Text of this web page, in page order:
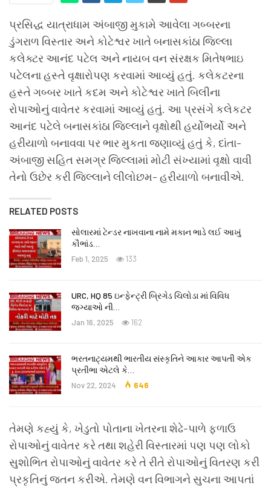
પ્રસિદ્ધ યાત્રાધામ અંબાજી મુકામે આવેલા ગબ્બરના
ડુંગરાળ વિસ્તાર અને કોટેશ્વર ખાતે બનાસકાંઠા જિલ્લા
કલેક્ટર આનંદ પટેલ અને નાયબ વન સંરક્ષક મિતેષભાઇ
પટેલના હસ્તે વૃક્ષારોપણ કરવામાં આવ્યું હતું. કલેકટરના
હસ્તે ગબ્બર ખાતે કદમ અને કોટેશ્વર ખાતે બિલીના
રોપાઓનું વાવેતર કરવામાં આવ્યું હતું. આ પ્રસંગે કલેકટર
આનંદ પટેલે બનાસકાંઠા જિલ્લાને વૃક્ષોથી હર્યોભર્યો અને
હરીયાળો બનાવવા પર ભાર મુકતા જણાવ્યું હતું કે, દાંતા-
અંબાજી સહિત સમગ્ર જિલ્લામાં મોટી સંખ્યામાં વૃક્ષો વાવી
તેનો ઉછેર કરી જિલ્લાને લીલોછમ- હરીયાળો બનાવીએ.
RELATED POSTS
સોલારમાં ટેન્ડર નાખવાના નામે મકાન ભાડે લઈ આખું
કૌભાંડ…
Feb 1, 2025 133
URC, HQ 85 ઇન્ફેન્ટ્રી બ્રિગેડ ચિલોડા માં વિવિધ
જગ્યાઓ ની…
Jan 16, 2025 162
ભરતનાટ્યમથી ભારતીય સંસ્કૃતિને આકાર આપતી એક
પ્રતીભા એટલે કે‌…
Nov 22, 2024 646
તેમણે કહ્યું કે, ખેડુતો પોતાના ખેતરના શેઢે-પાળે ફળાઉ
રોપાઓનું વાવેતર કરે તથા શહેરી વિસ્તારમાં પણ પણ લોકો
સુશોભિત રોપાઓનું વાવેતર કરે તે રીતે રોપાઓનું વિતરણ કરી
પ્રકૃતિનું જતન કરીએ. તેમણે વન વિભાગને સુચના આપતાં